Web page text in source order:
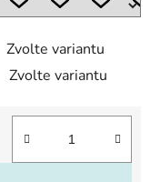
Zvolte variantu
Zvolte variantu